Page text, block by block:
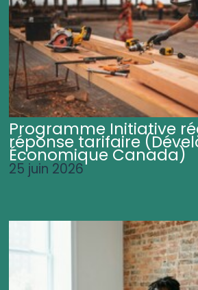
Programme Initiative
réponse tarifaire
Économique Canada)
25 juin 2026